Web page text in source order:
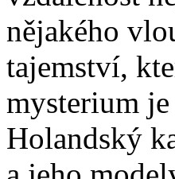
nějakého
tajemství,
mysterium
Holandský